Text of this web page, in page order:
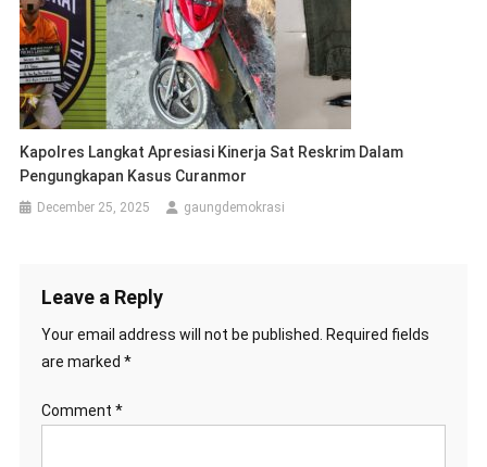
Kapolres Langkat Apresiasi Kinerja Sat Reskrim Dalam
Pengungkapan Kasus Curanmor
December 25, 2025 gaungdemokrasi
Leave a Reply
Your email address will not be published.
Required fields
are marked *
Comment *